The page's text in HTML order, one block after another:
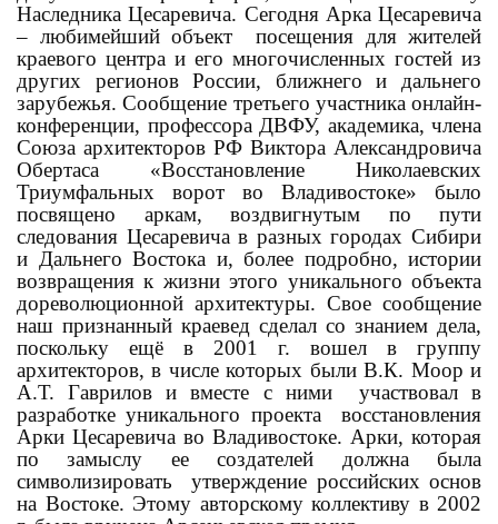
Наследника Цесаревича. Сегодня Арка Цесаревича
– любимейший объект посещения для жителей
краевого центра и его многочисленных гостей из
других регионов России, ближнего и дальнего
зарубежья. Сообщение третьего участника онлайн-
конференции, профессора ДВФУ, академика, члена
Союза архитекторов РФ Виктора Александровича
Обертаса «Восстановление Николаевских
Триумфальных ворот во Владивостоке» было
посвящено аркам, воздвигнутым по пути
следования Цесаревича в разных городах Сибири
и Дальнего Востока и, более подробно, истории
возвращения к жизни этого уникального объекта
дореволюционной архитектуры. Свое сообщение
наш признанный краевед сделал со знанием дела,
поскольку ещё в 2001 г. вошел в группу
архитекторов, в числе которых были В.К. Моор и
А.Т. Гаврилов и вместе с ними участвовал в
разработке уникального проекта восстановления
Арки Цесаревича во Владивостоке. Арки, которая
по замыслу ее создателей должна была
символизировать утверждение российских основ
на Востоке. Этому авторскому коллективу в 2002